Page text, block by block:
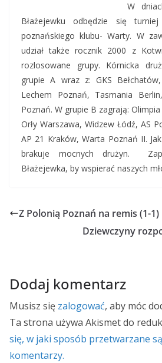
W
Błażejewku odbędzie się
poznańskiego klubu- Warty. W
udział także rocznik 2000 z
rozlosowane grupy. Kórnicka
grupie A wraz z: GKS
Lechem Poznań, Tasmania
Poznań. W grupie B zagrają: Olimpia
Orły Warszawa, Widzew Łódź, AS
AP 21 Kraków, Warta Poznań II.
brakuje mocnych drużyn.
Błażejewka, by wspierać naszych
Z Polonią Poznań na remis (1-1)
Dziewczyny
Dodaj komentarz
Musisz się zalogować, aby móc
Ta strona używa Akismet do
się, w jaki sposób przetwarzane
komentarzy.